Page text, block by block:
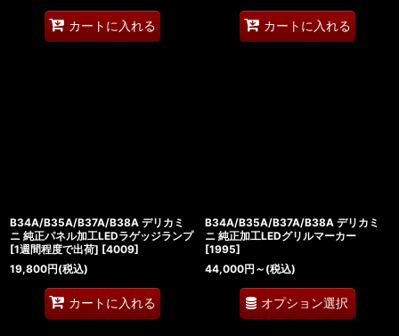
カートに入れる カートに入れる
B34A/B35A/B37A/B38A デリカミ
ニ 純正パネル加工LEDラゲッジランプ
[1週間程度で出荷] [4009]
19,800円(税込)
カートに入れる
B34A/B35A/B37A/B38A デリカミ
ニ 純正加工LEDグリルマーカー
[1995]
44,000円 ～ (税込)
オプション選択